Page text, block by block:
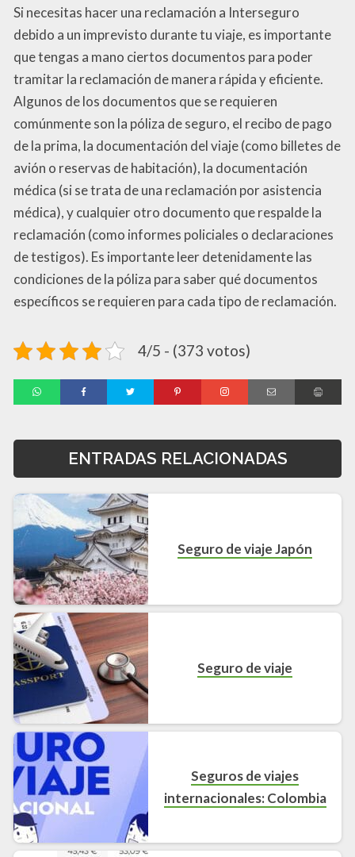
Si necesitas hacer una reclamación a Interseguro
debido a un imprevisto durante tu viaje, es importante
que tengas a mano ciertos documentos para poder
tramitar la reclamación de manera rápida y eficiente.
Algunos de los documentos que se requieren
comúnmente son la póliza de seguro, el recibo de pago
de la prima, la documentación del viaje (como billetes de
avión o reservas de habitación), la documentación
médica (si se trata de una reclamación por asistencia
médica), y cualquier otro documento que respalde la
reclamación (como informes policiales o declaraciones
de testigos). Es importante leer detenidamente las
condiciones de la póliza para saber qué documentos
específicos se requieren para cada tipo de reclamación.
4/5 - (373 votos)
ENTRADAS RELACIONADAS
Seguro de viaje Japón
Seguro de viaje
Seguros de viajes
internacionales: Colombia